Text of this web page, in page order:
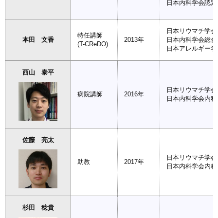
日本内科学会認
本田 文香
特任講師
(T-CReDO)
2013年
日本リウマチ学
日本内科学会総
日本アレルギー
西山 泰平
病院講師 2016年
日本リウマチ学
日本内科学会内
佐藤 亮太
助教 2017年
日本リウマチ学
日本内科学会内
杉田 稔貴